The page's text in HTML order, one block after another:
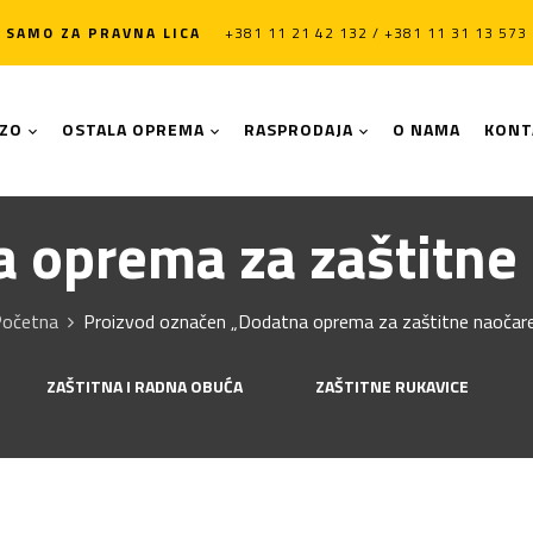
SAMO ZA PRAVNA LICA +381 11 21 42 132 / +381 11 31 13 573
OSTALA OPREMA RASPRODAJA O NAMA
oprema za
Proizvod označen „Dodatna oprema za zaštitne
ZAŠTITNA I RADNA OBUĆA ZAŠTITNE RUKAVICE